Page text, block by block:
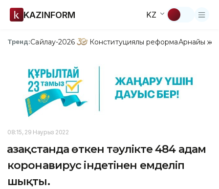
KAZINFORM KZ
Тренд:Сайлау-2026 Конституциялық реформаАрнайы
08:15, 29 Наурыз 2022
Қазақстанда өткен тәулікте 484 адам
коронавирус індетінен емделіп
шықты.